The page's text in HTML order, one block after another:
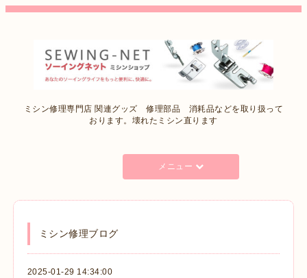
ミシン修理専門店 関連グッズ 修理部品 消耗品などを取り扱って
おります。壊れたミシン直ります
メニュー
ミシン修理ブログ
2025-01-29 14:34:00